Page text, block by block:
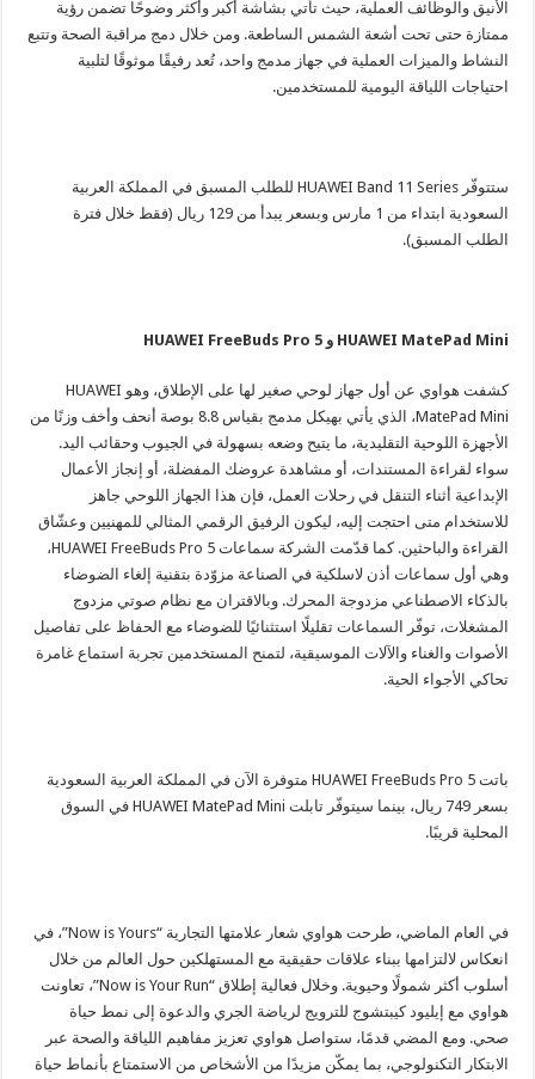
الأنيق والوظائف العملية، حيث تأتي بشاشة أكبر وأكثر وضوحًا تضمن رؤية
ممتازة حتى تحت أشعة الشمس الساطعة. ومن خلال دمج مراقبة الصحة وتتبع
النشاط والميزات العملية في جهاز مدمج واحد، تُعد رفيقًا موثوقًا لتلبية
احتياجات اللياقة اليومية للمستخدمين.
ستتوفّر HUAWEI Band 11 Series للطلب المسبق في المملكة العربية
السعودية ابتداء من 1 مارس وبسعر يبدأ من 129 ريال (فقط خلال فترة
الطلب المسبق).
HUAWEI MatePad Mini و HUAWEI FreeBuds Pro 5
كشفت هواوي عن أول جهاز لوحي صغير لها على الإطلاق، وهو HUAWEI
MatePad Mini، الذي يأتي بهيكل مدمج بقياس 8.8 بوصة أنحف وأخف وزنًا من
الأجهزة اللوحية التقليدية، ما يتيح وضعه بسهولة في الجيوب وحقائب اليد.
سواء لقراءة المستندات، أو مشاهدة عروضك المفضلة، أو إنجاز الأعمال
الإبداعية أثناء التنقل في رحلات العمل، فإن هذا الجهاز اللوحي جاهز
للاستخدام متى احتجت إليه، ليكون الرفيق الرقمي المثالي للمهنيين وعشّاق
القراءة والباحثين. كما قدّمت الشركة سماعات HUAWEI FreeBuds Pro 5،
وهي أول سماعات أذن لاسلكية في الصناعة مزوّدة بتقنية إلغاء الضوضاء
بالذكاء الاصطناعي مزدوجة المحرك. وبالاقتران مع نظام صوتي مزدوج
المشغلات، توفّر السماعات تقليلًا استثنائيًا للضوضاء مع الحفاظ على تفاصيل
الأصوات والغناء والآلات الموسيقية، لتمنح المستخدمين تجربة استماع غامرة
تحاكي الأجواء الحية.
باتت HUAWEI FreeBuds Pro 5 متوفرة الآن في المملكة العربية السعودية
بسعر 749 ريال، بينما سيتوفّر تابلت HUAWEI MatePad Mini في السوق
المحلية قريبًا.
في العام الماضي، طرحت هواوي شعار علامتها التجارية “Now is Yours”، في
انعكاس لالتزامها ببناء علاقات حقيقية مع المستهلكين حول العالم من خلال
أسلوب أكثر شمولًا وحيوية. وخلال فعالية إطلاق “Now is Your Run”، تعاونت
هواوي مع إيليود كيبتشوج للترويج لرياضة الجري والدعوة إلى نمط حياة
صحي. ومع المضي قدمًا، ستواصل هواوي تعزيز مفاهيم اللياقة والصحة عبر
الابتكار التكنولوجي، بما يمكّن مزيدًا من الأشخاص من الاستمتاع بأنماط حياة